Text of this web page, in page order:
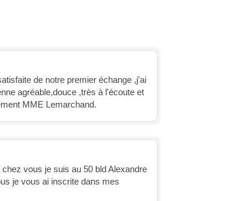
de notre premier échange ,j'ai
agréable,douce ,très à l'écoute et
MME Lemarchand.
vous je suis au 50 bld Alexandre
je vous ai inscrite dans mes